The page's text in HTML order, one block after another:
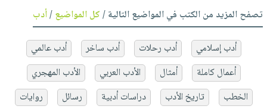
تصفح المزيد من الكتب في المواضيع التالية /كل المواضيع/أدب
أدب إسلامي أدب رحلات أدب ساخر
أدب عالمي
أعمال كاملة
أمثال الأدب العربي
الأدب المهجري
الخطب
تاريخ الأدب دراسات أدبية رسائل
روايات